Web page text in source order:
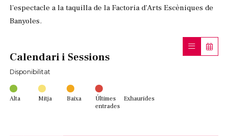
l'espectacle a la taquilla de la Factoria d'Arts Escèniques de
Banyoles.
Calendari i Sessions
Disponibilitat
Alta Mitja Baixa
Últimes
entrades
Exhaurides